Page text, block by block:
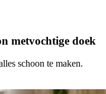
metvochtige doek
schoon te maken.